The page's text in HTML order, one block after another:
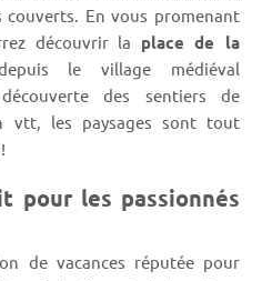
couverts. En vous promenant
découvrir la place de la
le village médiéval
des sentiers de
vtt, les paysages sont tout
pour les passionnés
de vacances réputée pour